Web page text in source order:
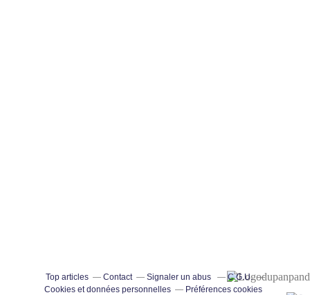
Top articles Contact Signaler un abus
C.G.U.
Cookies et données personnelles
Préférences cookies